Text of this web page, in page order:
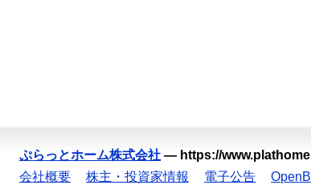
ぷらっとホーム株式会社 — https://
会社概要
株主・投資家情報 電子公告